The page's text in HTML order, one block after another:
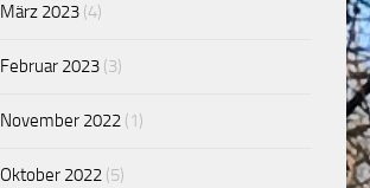
März 2023 (4)
Februar 2023 (3)
November 2022 (1)
Oktober 2022 (5)